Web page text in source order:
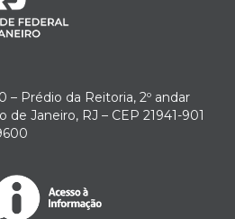
– Prédio da Reitoria, 2º andar
de Janeiro, RJ – CEP 21941-901